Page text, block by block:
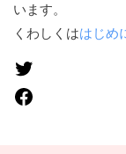
います。
くわしくははじめ